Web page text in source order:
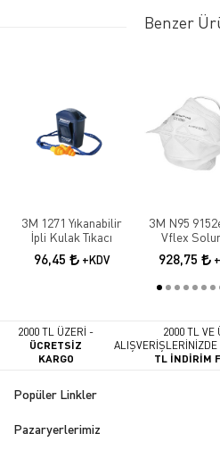
Benzer
3M 1271 Yıkanabilir
İpli Kulak Tıkacı
96,45 +KDV
3M N95
Vflex
Maskesi 10
928,75
2000 TL ÜZERİ -
ÜCRETSİZ
KARGO
2000 TL VE
TL İNDİRİM
Popüler Linkler
Pazaryerlerimiz